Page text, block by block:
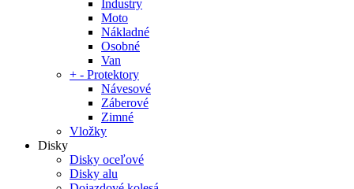
Industry
Moto
Nákladné
Osobné
Van
+ - Protektory
Návesové
Záberové
Zimné
Vložky
Disky
Disky oceľové
Disky alu